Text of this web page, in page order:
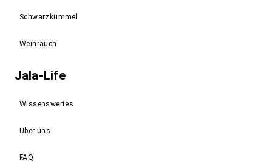
Schwarzkümmel
Weihrauch
Jala-Life
Wissenswertes
Über uns
FAQ